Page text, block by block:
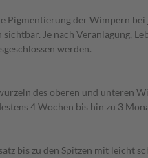
Pigmentierung der Wimpern
Je nach Veranlagung,
werden.
des oberen und
4 Wochen bis hin zu 3
bis zu den Spitzen mit leicht